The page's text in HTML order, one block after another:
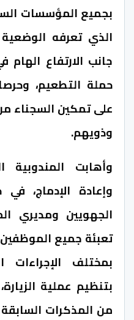
بجميع المؤسسات
الذي تعرفه الوضعية
جانب الارتفاع
حملة التطعيم،
على تمكين السجناء
وذويهم.
وأهابت المندوبية
وإعادة الإدماج، في
الجهويين ومديري
تعبئة جميع
بمختلف الإجراءات
بتنظيم عملية
من المذكرات